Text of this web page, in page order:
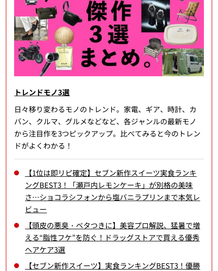
トレンドモノ3選
日々移り変わるモノのトレンド。家電、ギア、時計、カ
バン、クルマ、グルメなどなど、各ジャンルの最新モノ
から注目作を3つピックアップ。比べてみると今のトレン
ドがよくわかる！
【1位は即リピ確定】セブン新作スイーツ実食ランキ
ングBEST3！「瀬戸内レモンケーキ」が別格の美味
さ…ショコラシフォンから塩バニラプリンまで本気レ
ビュー
【頭皮の悪臭・ベタつきに】美容プロ解説、猛暑で増
える“脂性フケ”を防ぐ！ドラッグストアで買える優秀
ヘアケア3選
【セブン新作スイーツ】実食ランキングBEST3！優勝